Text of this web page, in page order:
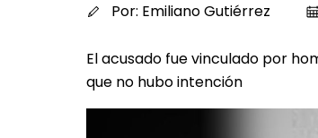
Por: Emiliano Gutiérrez
El acusado fue vinculado por
que no hubo intención